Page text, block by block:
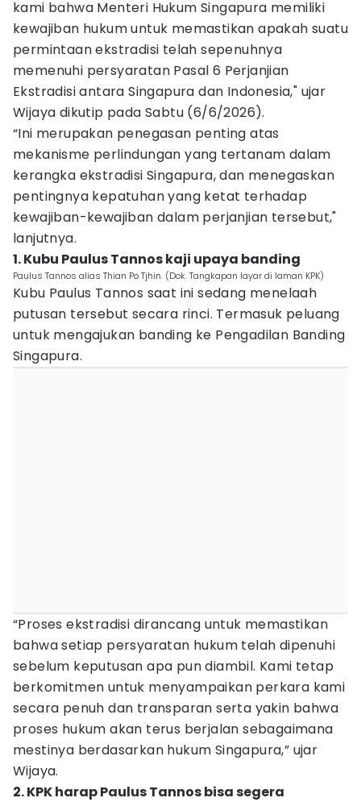
kami bahwa Menteri Hukum Singapura memiliki
kewajiban hukum untuk memastikan apakah suatu
permintaan ekstradisi telah sepenuhnya
memenuhi persyaratan Pasal 6 Perjanjian
Ekstradisi antara Singapura dan Indonesia," ujar
Wijaya dikutip pada Sabtu (6/6/2026).
“Ini merupakan penegasan penting atas
mekanisme perlindungan yang tertanam dalam
kerangka ekstradisi Singapura, dan menegaskan
pentingnya kepatuhan yang ketat terhadap
kewajiban-kewajiban dalam perjanjian tersebut,"
lanjutnya.
1. Kubu Paulus Tannos kaji upaya banding
Paulus Tannos alias Thian Po Tjhin. (Dok. Tangkapan layar di laman KPK)
Kubu Paulus Tannos saat ini sedang menelaah
putusan tersebut secara rinci. Termasuk peluang
untuk mengajukan banding ke Pengadilan Banding
Singapura.
“Proses ekstradisi dirancang untuk memastikan
bahwa setiap persyaratan hukum telah dipenuhi
sebelum keputusan apa pun diambil. Kami tetap
berkomitmen untuk menyampaikan perkara kami
secara penuh dan transparan serta yakin bahwa
proses hukum akan terus berjalan sebagaimana
mestinya berdasarkan hukum Singapura,” ujar
Wijaya.
2. KPK harap Paulus Tannos bisa segera